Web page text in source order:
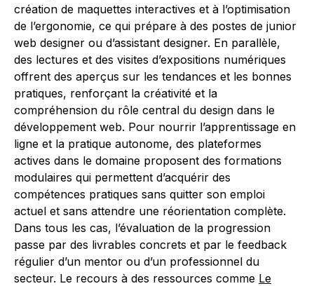
création de maquettes interactives et à l’optimisation
de l’ergonomie, ce qui prépare à des postes de junior
web designer ou d’assistant designer. En parallèle,
des lectures et des visites d’expositions numériques
offrent des aperçus sur les tendances et les bonnes
pratiques, renforçant la créativité et la
compréhension du rôle central du design dans le
développement web. Pour nourrir l’apprentissage en
ligne et la pratique autonome, des plateformes
actives dans le domaine proposent des formations
modulaires qui permettent d’acquérir des
compétences pratiques sans quitter son emploi
actuel et sans attendre une réorientation complète.
Dans tous les cas, l’évaluation de la progression
passe par des livrables concrets et par le feedback
régulier d’un mentor ou d’un professionnel du
secteur. Le recours à des ressources comme Le